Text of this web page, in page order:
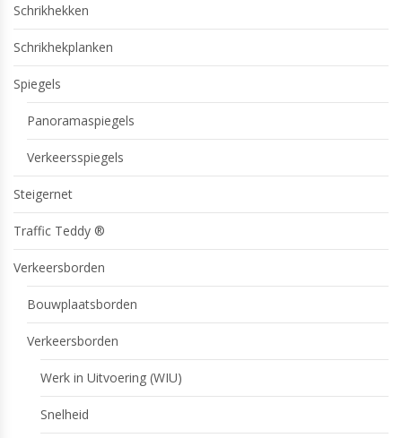
Schrikhekken
Schrikhekplanken
Spiegels
Panoramaspiegels
Verkeersspiegels
Steigernet
Traffic Teddy ®
Verkeersborden
Bouwplaatsborden
Verkeersborden
Werk in Uitvoering (WIU)
Snelheid